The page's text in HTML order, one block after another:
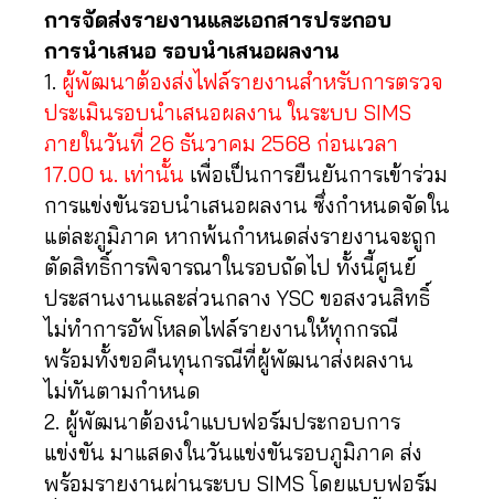
การจัดส่งรายงานและเอกสารประกอบ
การนำเสนอ รอบนำเสนอผลงาน
1. ผู้พัฒนาต้องส่งไฟล์รายงานสำหรับการตรวจ
ประเมินรอบนำเสนอผลงาน ในระบบ SIMS
ภายในวันที่ 26 ธันวาคม 2568 ก่อนเวลา
17.00 น. เท่านั้น เพื่อเป็นการยืนยันการเข้าร่วม
การแข่งขันรอบนำเสนอผลงาน ซึ่งกำหนดจัดใน
แต่ละภูมิภาค หากพ้นกำหนดส่งรายงานจะถูก
ตัดสิทธิ์การพิจารณาในรอบถัดไป ทั้งนี้ศูนย์
ประสานงานและส่วนกลาง YSC ขอสงวนสิทธิ์
ไม่ทำการอัพโหลดไฟล์รายงานให้ทุกกรณี
พร้อมทั้งขอคืนทุนกรณีที่ผู้พัฒนาส่งผลงาน
ไม่ทันตามกำหนด
2. ผู้พัฒนาต้องนำแบบฟอร์มประกอบการ
แข่งขัน มาแสดงในวันแข่งขันรอบภูมิภาค ส่ง
พร้อมรายงานผ่านระบบ SIMS โดยแบบฟอร์ม